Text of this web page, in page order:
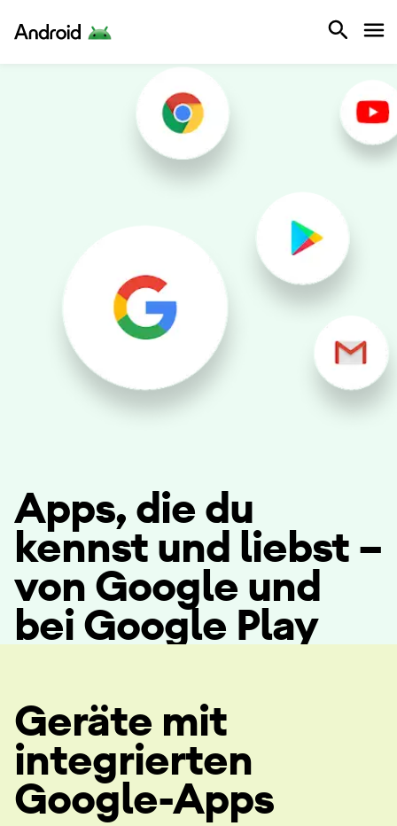
Android
Apps, die du
kennst und liebst –
von Google und
bei Google Play
Geräte mit
integrierten
Google-Apps